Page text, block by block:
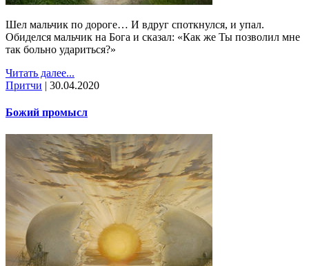
Шел мальчик по дороге… И вдруг споткнулся, и упал.
Обиделся мальчик на Бога и сказал: «Как же Ты позволил мне
так больно удариться?»
Читать далее...
Притчи | 30.04.2020
Божий промысл